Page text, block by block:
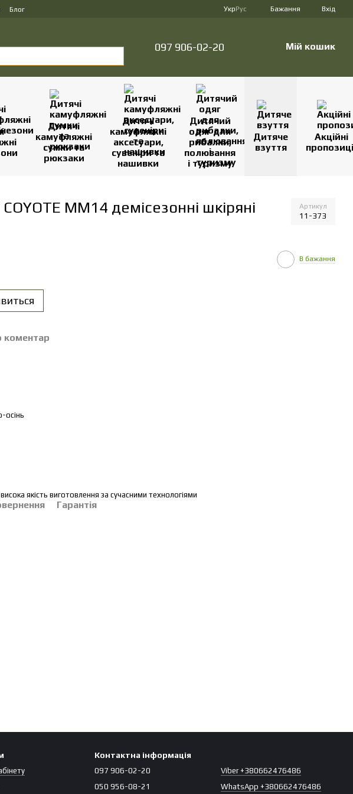
Блог
УкрРус Бажання Вхід
097 906-02-20 Мій кошик
Дитячі
камуфляжні
сумки та
рюкзаки
Дитячі
камуфляжні
аксесуари,
сувеніри та
нашивки
Дитячий
одяг для
рибалки,
полювання
і туризму
Дитяче
взуття
Акційні
ММ14 демісезонні шкіряні Артикул
11-373
В бажання
коментар
осінь
якість виготовлення за сучасними технологіями
Гарантія
Контактна інформація
097 906-02-20
050 956-08-21
Viber +380662476486
WhatsApp +380662476486